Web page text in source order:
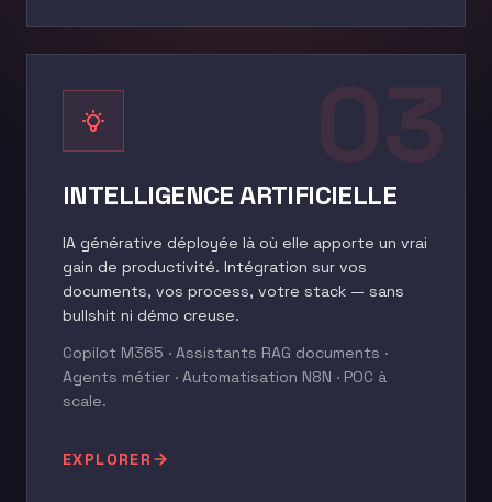
INTELLIGENCE ARTIFICIELLE
IA générative déployée là où elle apporte un vrai
gain de productivité. Intégration sur vos
documents, vos process, votre stack — sans
bullshit ni démo creuse.
Copilot M365 · Assistants RAG documents ·
Agents métier · Automatisation N8N · POC à
scale.
EXPLORER